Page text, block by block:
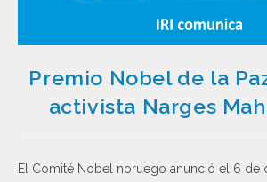
Premio Nobel de la
activista Narges
El Comité Nobel noruego anunció el 6 de